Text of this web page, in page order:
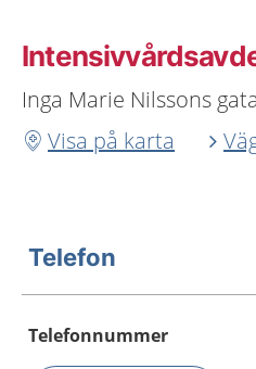
Inga Marie Nilssons
Visa på karta
Telefon
Telefonnummer